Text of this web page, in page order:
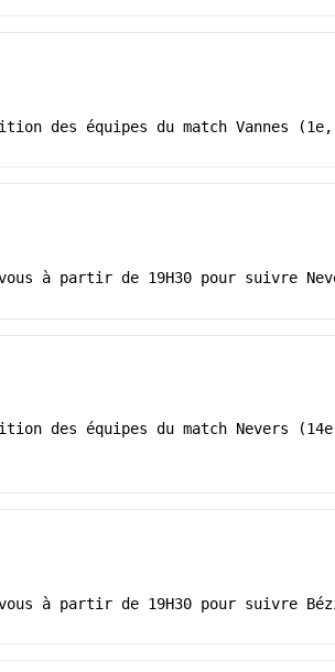
des équipes du match Vannes
à partir de 19H30 pour suivre
des équipes du match Nevers
à partir de 19H30 pour suivre